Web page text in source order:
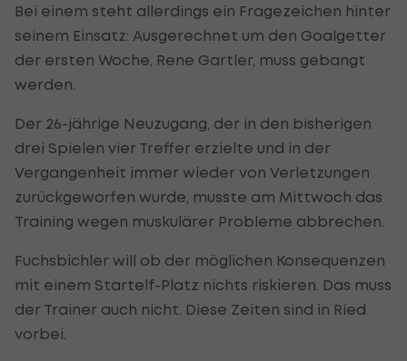
Bei einem steht allerdings ein Fragezeichen hinter
seinem Einsatz: Ausgerechnet um den Goalgetter
der ersten Woche, Rene Gartler, muss gebangt
werden.
Der 26-jährige Neuzugang, der in den bisherigen
drei Spielen vier Treffer erzielte und in der
Vergangenheit immer wieder von Verletzungen
zurückgeworfen wurde, musste am Mittwoch das
Training wegen muskulärer Probleme abbrechen.
Fuchsbichler will ob der möglichen Konsequenzen
mit einem Startelf-Platz nichts riskieren. Das muss
der Trainer auch nicht. Diese Zeiten sind in Ried
vorbei.